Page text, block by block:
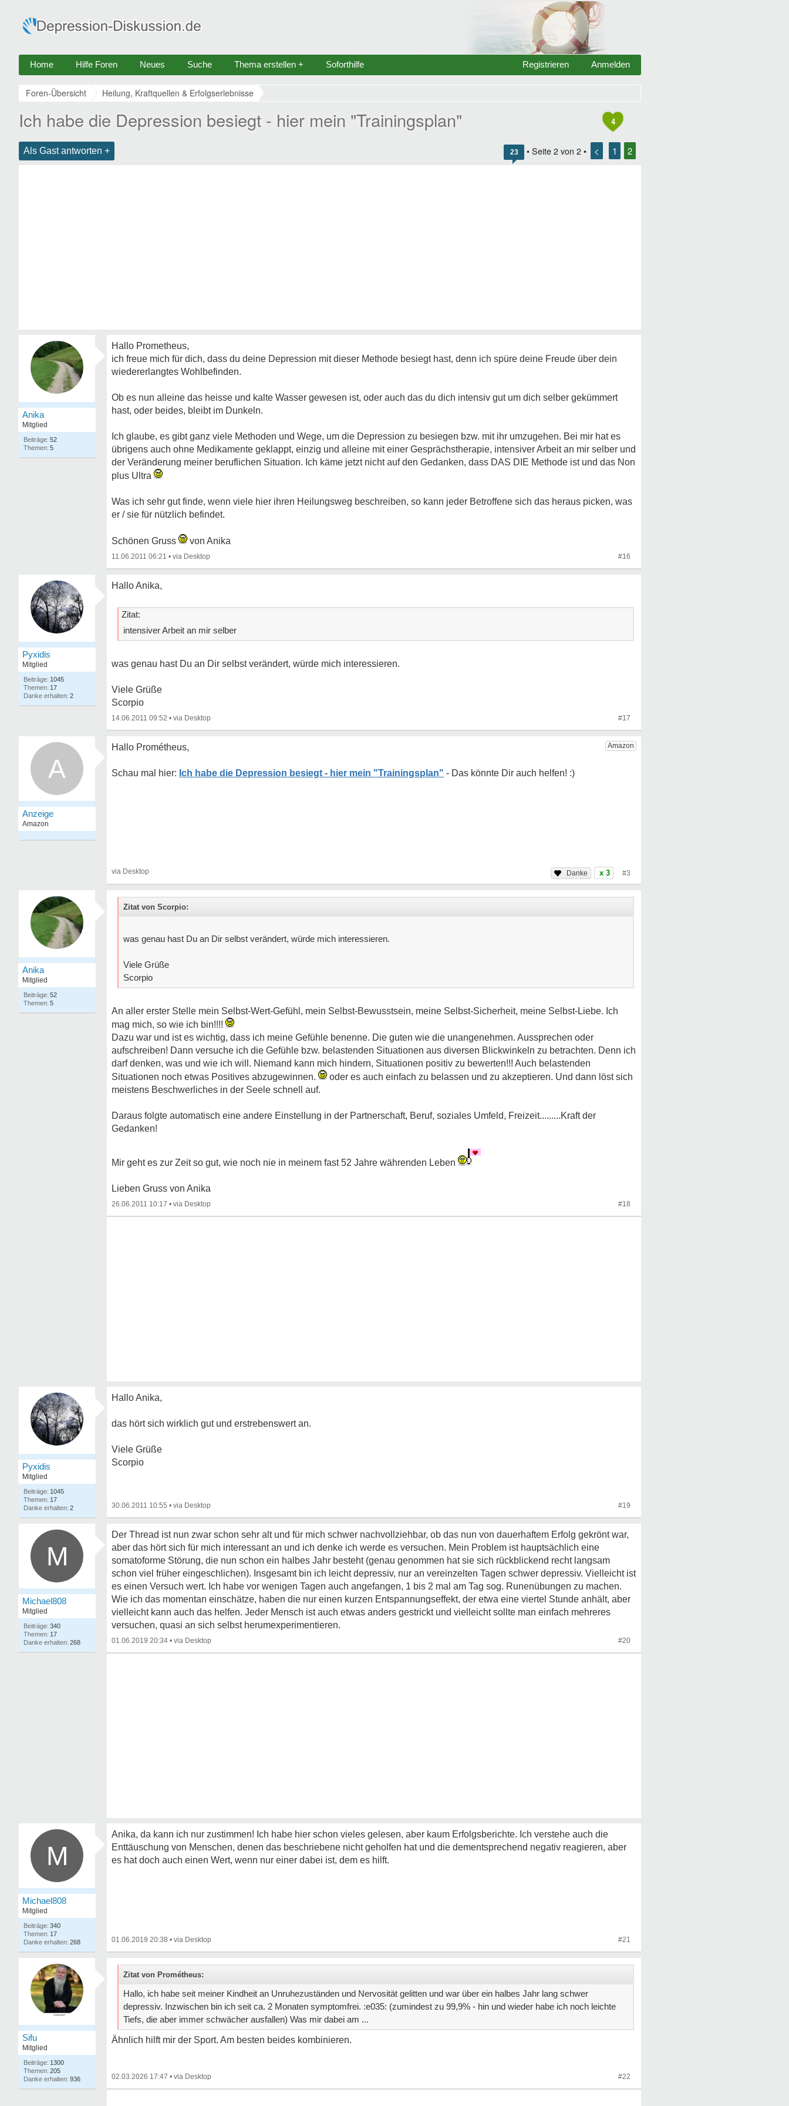
Home Hilfe Foren Neues Suche Thema erstellen + Soforthilfe Anmelden
Registrieren
Foren-Übersicht Heilung, Kraftquellen & Erfolgserlebnisse
4
Ich habe die Depression besiegt - hier mein "Trainingsplan"
Als Gast antworten + 23 • Seite 2 von 2 • < 1 2
Anika
Mitglied
52
5
Hallo Prometheus,
ich freue mich für dich, dass du deine Depression mit dieser Methode besiegt hast, denn ich spüre deine Freude über dein
wiedererlangtes Wohlbefinden.
Ob es nun alleine das heisse und kalte Wasser gewesen ist, oder auch das du dich intensiv gut um dich selber gekümmert
hast, oder beides, bleibt im Dunkeln.
Ich glaube, es gibt ganz viele Methoden und Wege, um die Depression zu besiegen bzw. mit ihr umzugehen. Bei mir hat es
übrigens auch ohne Medikamente geklappt, einzig und alleine mit einer Gesprächstherapie, intensiver Arbeit an mir selber und
der Veränderung meiner beruflichen Situation. Ich käme jetzt nicht auf den Gedanken, dass DAS DIE Methode ist und das Non
plus Ultra
Was ich sehr gut finde, wenn viele hier ihren Heilungsweg beschreiben, so kann jeder Betroffene sich das heraus picken, was
er / sie für nützlich befindet.
Schönen Gruss von Anika
11.06.2011 06:21 • #16
Pyxidis
Mitglied
1045
17
2
Hallo Anika,
Zitat:
intensiver Arbeit an mir selber
was genau hast Du an Dir selbst verändert, würde mich interessieren.
Viele Grüße
Scorpio
14.06.2011 09:52 • #17
A
Hallo Prométheus,
Ich habe die Depression besiegt - hier mein "Trainingsplan"
x 3 #3
Anika
Mitglied
52
5
Zitat von Scorpio:
was genau hast Du an Dir selbst verändert, würde mich interessieren.
Viele Grüße
Scorpio
An aller erster Stelle mein Selbst-Wert-Gefühl, mein Selbst-Bewusstsein, meine Selbst-Sicherheit, meine Selbst-Liebe. Ich
mag mich, so wie ich bin!!!!
Dazu war und ist es wichtig, dass ich meine Gefühle benenne. Die guten wie die unangenehmen. Aussprechen oder
aufschreiben! Dann versuche ich die Gefühle bzw. belastenden Situationen aus diversen Blickwinkeln zu betrachten. Denn ich
darf denken, was und wie ich will. Niemand kann mich hindern, Situationen positiv zu bewerten!!! Auch belastenden
Situationen noch etwas Positives abzugewinnen.
oder es auch einfach zu belassen und zu akzeptieren. Und dann löst sich
meistens Beschwerliches in der Seele schnell auf.
Daraus folgte automatisch eine andere Einstellung in der Partnerschaft, Beruf, soziales Umfeld, Freizeit.........Kraft der
Gedanken!
Mir geht es zur Zeit so gut, wie noch nie in meinem fast 52 Jahre währenden Leben
Lieben Gruss von Anika
26.06.2011 10:17 • #18
Pyxidis
Mitglied
1045
17
2
Hallo Anika,
das hört sich wirklich gut und erstrebenswert an.
Viele Grüße
Scorpio
30.06.2011 10:55 • #19
M
Michael808
Mitglied
340
17
268
Der Thread ist nun zwar schon sehr alt und für mich schwer nachvollziehbar, ob das nun von dauerhaftem Erfolg gekrönt war,
aber das hört sich für mich interessant an und ich denke ich werde es versuchen. Mein Problem ist hauptsächlich eine
somatoforme Störung, die nun schon ein halbes Jahr besteht (genau genommen hat sie sich rückblickend recht langsam
schon viel früher eingeschlichen). Insgesamt bin ich leicht depressiv, nur an vereinzelten Tagen schwer depressiv. Vielleicht ist
es einen Versuch wert. Ich habe vor wenigen Tagen auch angefangen, 1 bis 2 mal am Tag sog. Runenübungen zu machen.
Wie ich das momentan einschätze, haben die nur einen kurzen Entspannungseffekt, der etwa eine viertel Stunde anhält, aber
vielleicht kann auch das helfen. Jeder Mensch ist auch etwas anders gestrickt und vielleicht sollte man einfach mehreres
versuchen, quasi an sich selbst herumexperimentieren.
01.06.2019 20:34 • #20
M
Michael808
Mitglied
340
17
268
Anika, da kann ich nur zustimmen! Ich habe hier schon vieles gelesen, aber kaum Erfolgsberichte. Ich verstehe auch die
Enttäuschung von Menschen, denen das beschriebene nicht geholfen hat und die dementsprechend negativ reagieren, aber
es hat doch auch einen Wert, wenn nur einer dabei ist, dem es hilft.
01.06.2019 20:38 • #21
Sifu
Mitglied
1300
205
936
Zitat von Prométheus:
Hallo, ich habe seit meiner Kindheit an Unruhezuständen und Nervosität gelitten und war über ein halbes Jahr lang schwer
depressiv. Inzwischen bin ich seit ca. 2 Monaten symptomfrei. :e035: (zumindest zu 99,9% - hin und wieder habe ich noch leichte
Tiefs, die aber immer schwächer ausfallen) Was mir dabei am ...
Ähnlich hilft mir der Sport. Am besten beides kombinieren.
02.03.2026 17:47 • #22